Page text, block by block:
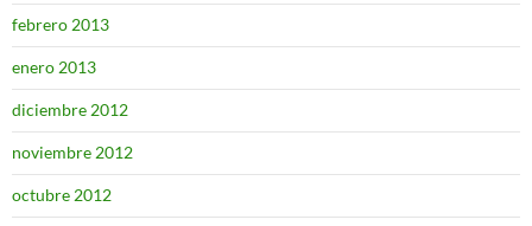
febrero 2013
enero 2013
diciembre 2012
noviembre 2012
octubre 2012